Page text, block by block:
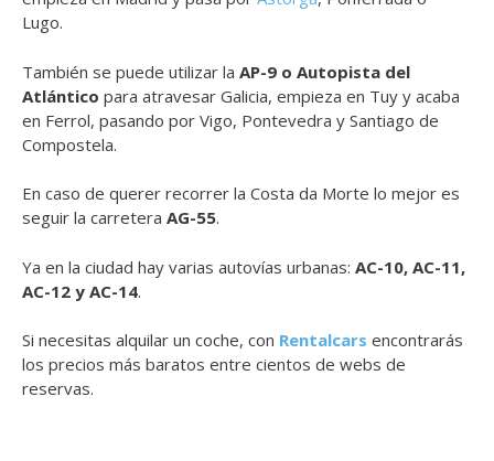
Lugo.
También se puede utilizar la AP-9 o Autopista del
Atlántico para atravesar Galicia, empieza en Tuy y acaba
en Ferrol, pasando por Vigo, Pontevedra y Santiago de
Compostela.
En caso de querer recorrer la Costa da Morte lo mejor es
seguir la carretera AG-55.
Ya en la ciudad hay varias autovías urbanas: AC-10, AC-11,
AC-12 y AC-14.
Si necesitas alquilar un coche, con Rentalcars encontrarás
los precios más baratos entre cientos de webs de
reservas.